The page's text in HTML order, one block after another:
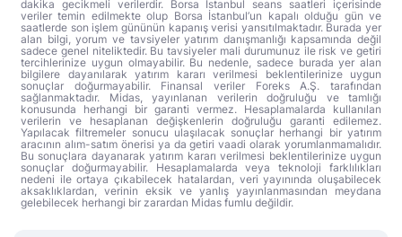
dakika gecikmeli verilerdir. Borsa İstanbul seans saatleri içerisinde
veriler temin edilmekte olup Borsa İstanbul’un kapalı olduğu gün ve
saatlerde son işlem gününün kapanış verisi yansıtılmaktadır. Burada yer
alan bilgi, yorum ve tavsiyeler yatırım danışmanlığı kapsamında değil
sadece genel niteliktedir. Bu tavsiyeler mali durumunuz ile risk ve getiri
tercihlerinize uygun olmayabilir. Bu nedenle, sadece burada yer alan
bilgilere dayanılarak yatırım kararı verilmesi beklentilerinize uygun
sonuçlar doğurmayabilir. Finansal veriler Foreks A.Ş. tarafından
sağlanmaktadır. Midas, yayınlanan verilerin doğruluğu ve tamlığı
konusunda herhangi bir garanti vermez. Hesaplamalarda kullanılan
verilerin ve hesaplanan değişkenlerin doğruluğu garanti edilemez.
Yapılacak filtremeler sonucu ulaşılacak sonuçlar herhangi bir yatırım
aracının alım-satım önerisi ya da getiri vaadi olarak yorumlanmamalıdır.
Bu sonuçlara dayanarak yatırım kararı verilmesi beklentilerinize uygun
sonuçlar doğurmayabilir. Hesaplamalarda veya teknoloji farklılıkları
nedeni ile ortaya çıkabilecek hatalardan, veri yayınında oluşabilecek
aksaklıklardan, verinin eksik ve yanlış yayınlanmasından meydana
gelebilecek herhangi bir zarardan Midas fumlu değildir.